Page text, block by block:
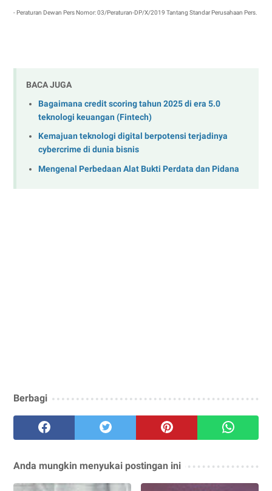
- Peraturan Dewan Pers Nomor: 03/Peraturan-DP/X/2019 Tantang Standar Perusahaan Pers.
BACA JUGA
Bagaimana credit scoring tahun 2025 di era 5.0
teknologi keuangan (Fintech)
Kemajuan teknologi digital berpotensi terjadinya
cybercrime di dunia bisnis
Mengenal Perbedaan Alat Bukti Perdata dan Pidana
Berbagi
Anda mungkin menyukai postingan ini